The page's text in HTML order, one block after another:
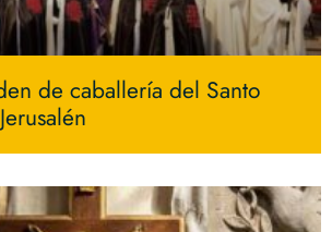
de caballería del Santo